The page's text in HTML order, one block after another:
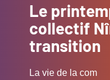
Le
collectif
transition
La vie de la com